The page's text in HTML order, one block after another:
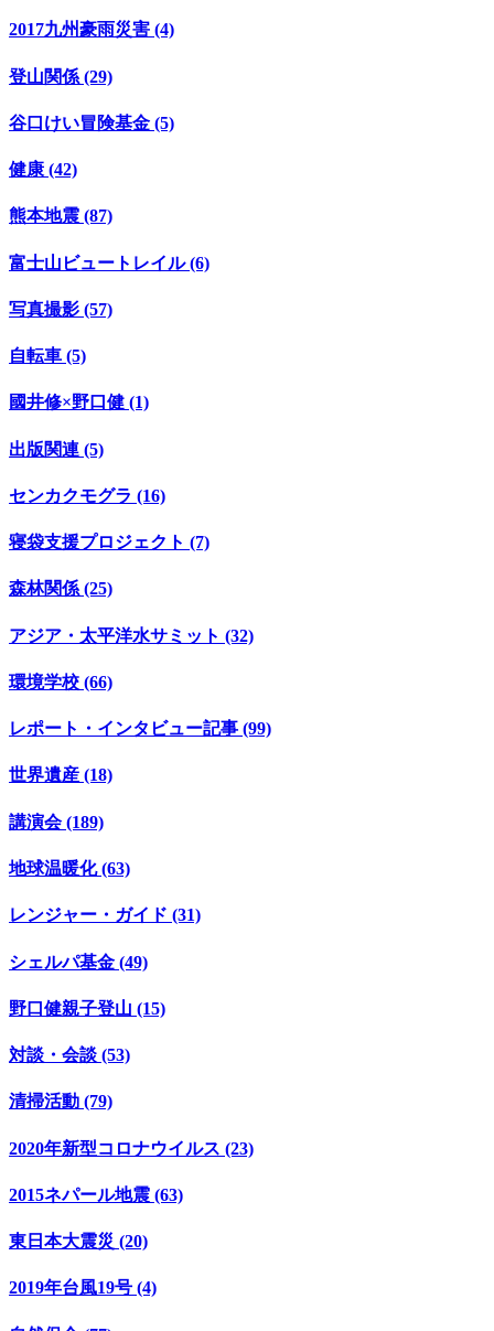
2017九州豪雨災害 (4)
登山関係 (29)
谷口けい冒険基金 (5)
健康 (42)
熊本地震 (87)
富士山ビュートレイル (6)
写真撮影 (57)
自転車 (5)
國井修×野口健 (1)
出版関連 (5)
センカクモグラ (16)
寝袋支援プロジェクト (7)
森林関係 (25)
アジア・太平洋水サミット (32)
環境学校 (66)
レポート・インタビュー記事 (99)
世界遺産 (18)
講演会 (189)
地球温暖化 (63)
レンジャー・ガイド (31)
シェルパ基金 (49)
野口健親子登山 (15)
対談・会談 (53)
清掃活動 (79)
2020年新型コロナウイルス (23)
2015ネパール地震 (63)
東日本大震災 (20)
2019年台風19号 (4)